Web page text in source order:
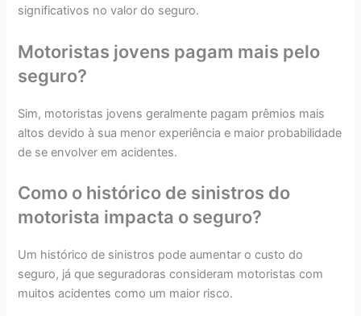
significativos no valor do seguro.
Motoristas jovens pagam mais pelo
seguro?
Sim, motoristas jovens geralmente pagam prêmios mais
altos devido à sua menor experiência e maior probabilidade
de se envolver em acidentes.
Como o histórico de sinistros do
motorista impacta o seguro?
Um histórico de sinistros pode aumentar o custo do
seguro, já que seguradoras consideram motoristas com
muitos acidentes como um maior risco.